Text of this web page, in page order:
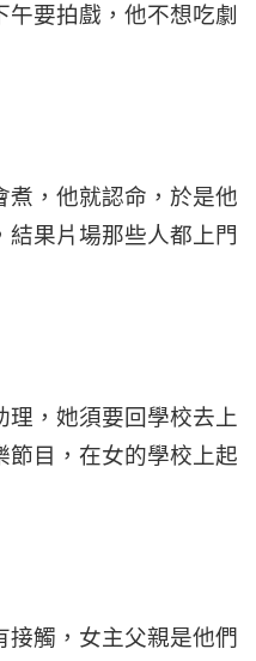
午要拍戲，他不想吃劇
煮，他就認命，於是他
果片場那些人都上門
理，她須要回學校去上
節目，在女的學校上起
觸，女主父親是他們